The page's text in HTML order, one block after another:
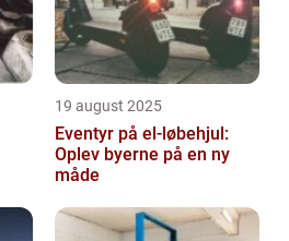
19 august 2025
Eventyr på el-løbehjul:
Oplev byerne på en ny
måde